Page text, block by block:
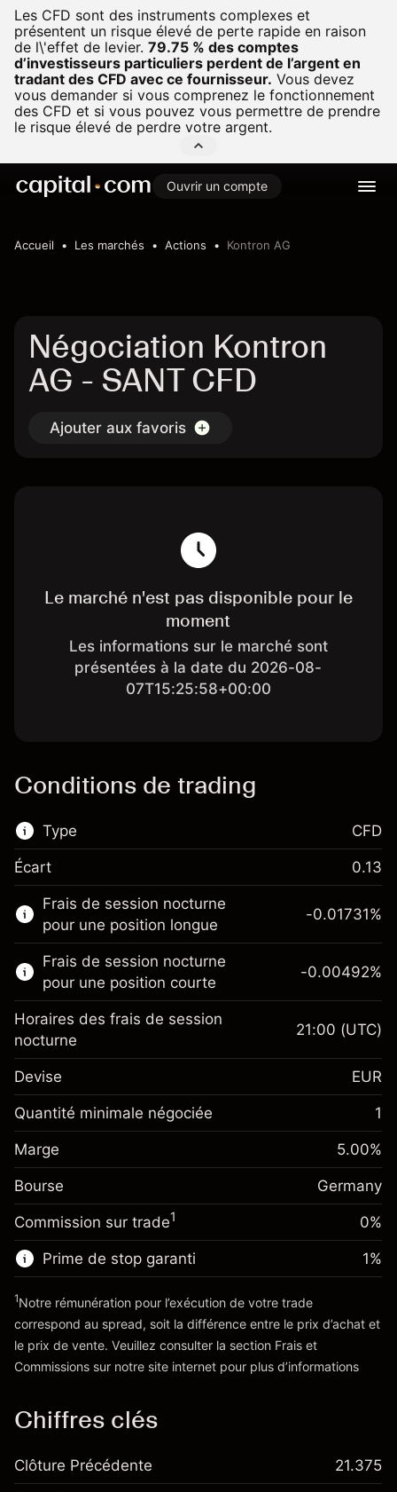
Les CFD sont des instruments complexes et
présentent un risque élevé de perte rapide en raison
de l\'effet de levier. 79.75 % des comptes
d’investisseurs particuliers perdent de l’argent en
tradant des CFD avec ce fournisseur. Vous devez
vous demander si vous comprenez le fonctionnement
des CFD et si vous pouvez vous permettre de prendre
le risque élevé de perdre votre argent.
Ouvrir un compte
Accueil Les marchés Actions Kontron AG
Négociation Kontron
AG - SANT CFD
Ajouter aux favoris
Le marché n'est pas disponible pour le
moment
Les informations sur le marché sont
présentées à la date du 2026-08-
07T15:25:58+00:00
Conditions de trading
Type
Ce marché financier est disponible pour le
trading de CFD.
En savoir plus sur :
CFD
CFD
Écart 0.13
Frais de session nocturne
pour une position longue
Marge. Votre
investissement
Ajustement des fonds de
Frais sur la valeur totale de la
position
-0.017307
%
(-€3.46)
Taille de la position avec effet de levier
Valeur nominale avec effet de levier
~€19,000.00
Vers la plateforme
-0.01731%
Frais de session nocturne
pour une position courte
Marge. Votre
€1,000.00
Ajustement des fonds de
overnight
Frais sur la valeur totale de la
position
-0.004915
%
Taille de la position avec effet de levier
Valeur nominale avec effet de levier
~ €19,000.00
-0.00492%
Horaires des frais de session
nocturne
21:00 (UTC)
Devise EUR
Quantité minimale négociée 1
Marge 5.00%
Bourse Germany
Commission sur trade1 0%
Prime de stop garanti
'Tarifs et Frais
1%
1Notre rémunération pour l’exécution de votre trade
correspond au spread, soit la différence entre le prix d’achat et
le prix de vente. Veuillez consulter la section Frais et
Commissions sur notre site internet pour plus d’informations
Chiffres clés
Clôture Précédente 21.375